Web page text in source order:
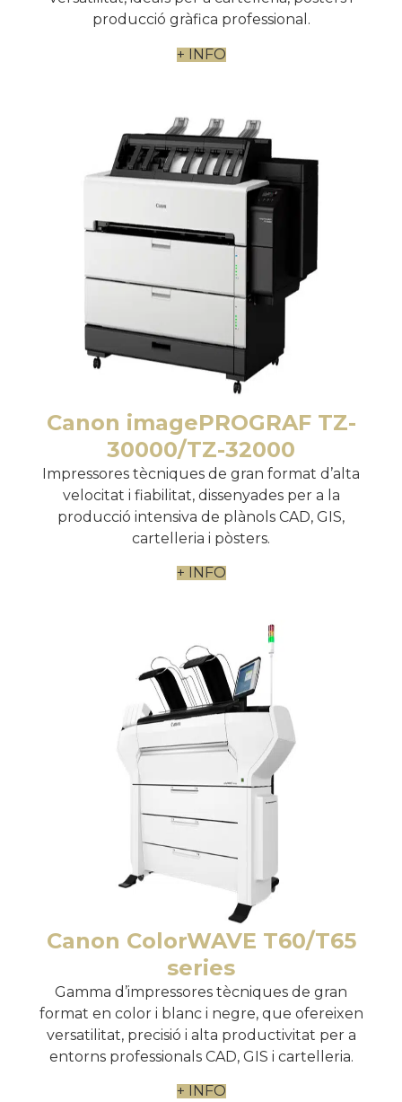
producció gràfica professional.
+ INFO
Canon imagePROGRAF TZ-
30000/TZ-32000
Impressores tècniques de gran format d’alta
velocitat i fiabilitat, dissenyades per a la
producció intensiva de plànols CAD, GIS,
cartelleria i pòsters.
+ INFO
Canon ColorWAVE T60/T65
series
Gamma d’impressores tècniques de gran
format en color i blanc i negre, que ofereixen
versatilitat, precisió i alta productivitat per a
entorns professionals CAD, GIS i cartelleria.
+ INFO